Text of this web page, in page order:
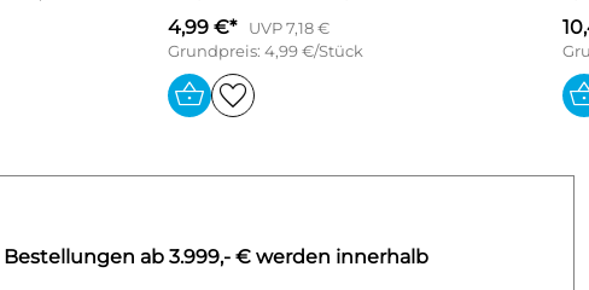
4,99 €*
UVP 7,18 €
Grundpreis: 4,99 €/Stück
Bestellungen ab 3.999,- € werden innerhalb